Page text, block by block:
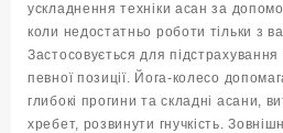
ускладнення техніки асан за
коли недостатньо роботи тільки з
Застосовується для
певної позиції. Йога-колесо
глибокі прогини та складні асани,
хребет, розвинути гнучкість.